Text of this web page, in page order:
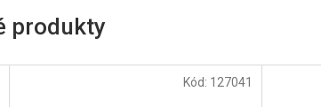
Kód: 127041